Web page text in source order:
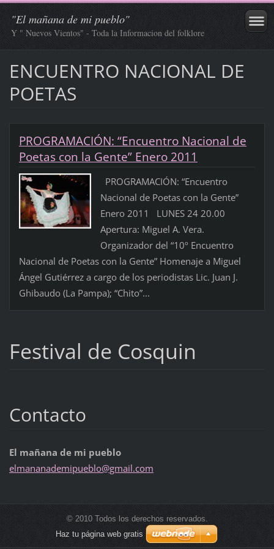
"El mañana de mi pueblo"
Y " Nuevos Vientos" - Toda la Informacion del folklore
ENCUENTRO NACIONAL DE
POETAS
PROGRAMACIÓN: “Encuentro Nacional de
Poetas con la Gente” Enero 2011
PROGRAMACIÓN: “Encuentro
Nacional de Poetas con la Gente”
Enero 2011 LUNES 24 20.00
Apertura: Miguel A. Vera.
Organizador del “10º Encuentro
Nacional de Poetas con la Gente” Homenaje a Miguel
Ángel Gutiérrez a cargo de los periodistas Lic. Juan J.
Ghibaudo (La Pampa); “Chito”...
Festival de Cosquin
Contacto
El mañana de mi pueblo
elmananademipueblo@gmail.com
© 2010 Todos los derechos reservados.
Haz tu página web gratis